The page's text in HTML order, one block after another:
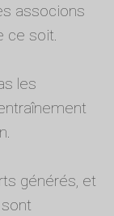
associons
ce soit.
les
générés, et